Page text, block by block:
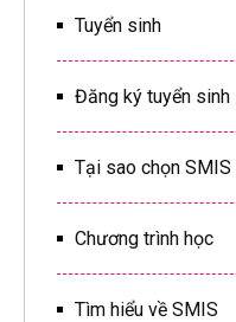
Tuyển sinh
Đăng ký tuyển sinh
Tại sao chọn SMIS
Chương trình học
Tìm hiểu về SMIS